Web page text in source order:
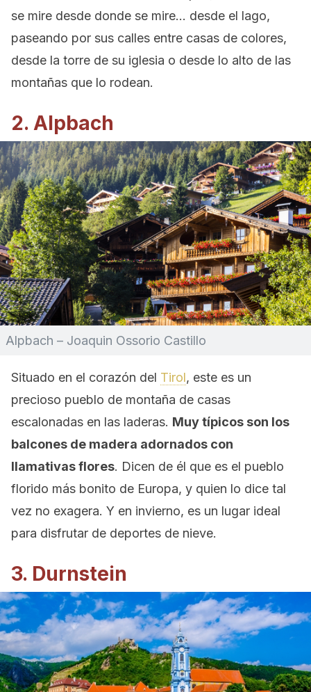
se mire desde donde se mire… desde el lago,
paseando por sus calles entre casas de colores,
desde la torre de su iglesia o desde lo alto de las
montañas que lo rodean.
2. Alpbach
Alpbach – Joaquin Ossorio Castillo
Situado en el corazón del Tirol, este es un
precioso pueblo de montaña de casas
escalonadas en las laderas. Muy típicos son los
balcones de madera adornados con
llamativas flores. Dicen de él que es el pueblo
florido más bonito de Europa, y quien lo dice tal
vez no exagera. Y en invierno, es un lugar ideal
para disfrutar de deportes de nieve.
3. Durnstein